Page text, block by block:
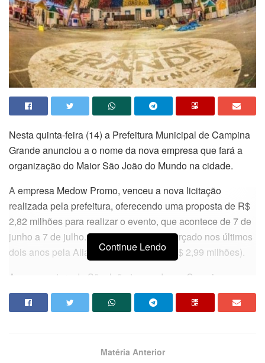
Nesta quinta-feira (14) a Prefeitura Municipal de Campina
Grande anunciou a o nome da nova empresa que fará a
organização do Maior São João do Mundo na cidade.
A empresa Medow Promo, venceu a nova licitação
realizada pela prefeitura, oferecendo uma proposta de R$
2,82 milhões para realizar o evento, que acontece de 7 de
junho a 7 de julho. O valor é inferior ao orçado nos últimos
dois anos pela Aliança Comunicação (R$ 2,99 milhões).
A nova gestora do São João tem sede em Campina
Grande.
Continue Lendo
Matéria Anterior